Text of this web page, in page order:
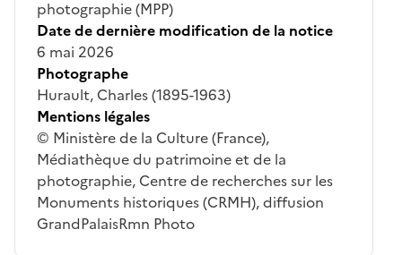
photographie (MPP)
Date de dernière modification de la notice
6 mai 2026
Photographe
Hurault, Charles (1895-1963)
Mentions légales
© Ministère de la Culture (France),
Médiathèque du patrimoine et de la
photographie, Centre de recherches sur les
Monuments historiques (CRMH), diffusion
GrandPalaisRmn Photo